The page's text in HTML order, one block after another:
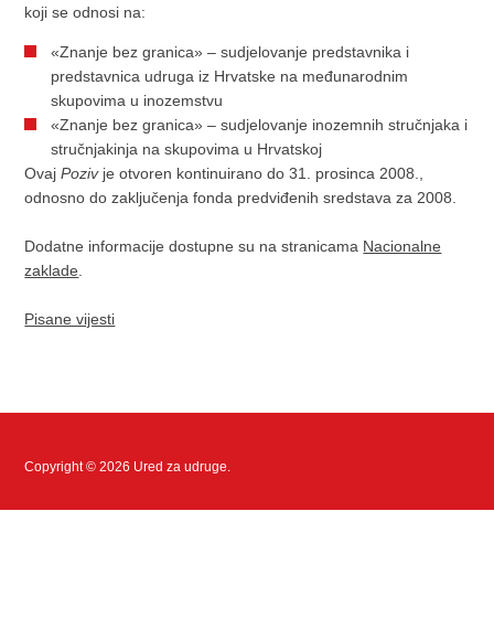
koji se odnosi na:
«Znanje bez granica» – sudjelovanje predstavnika i
predstavnica udruga iz Hrvatske na međunarodnim
skupovima u inozemstvu
«Znanje bez granica» – sudjelovanje inozemnih stručnjaka i
stručnjakinja na skupovima u Hrvatskoj
OvajPozivje otvoren kontinuirano do 31. prosinca 2008.,
odnosno do zaključenja fonda predviđenih sredstava za 2008.
Dodatne informacije dostupne su na stranicama Nacionalne
zaklade
Pisane vijesti
Copyright © 2026 Ured za udruge.